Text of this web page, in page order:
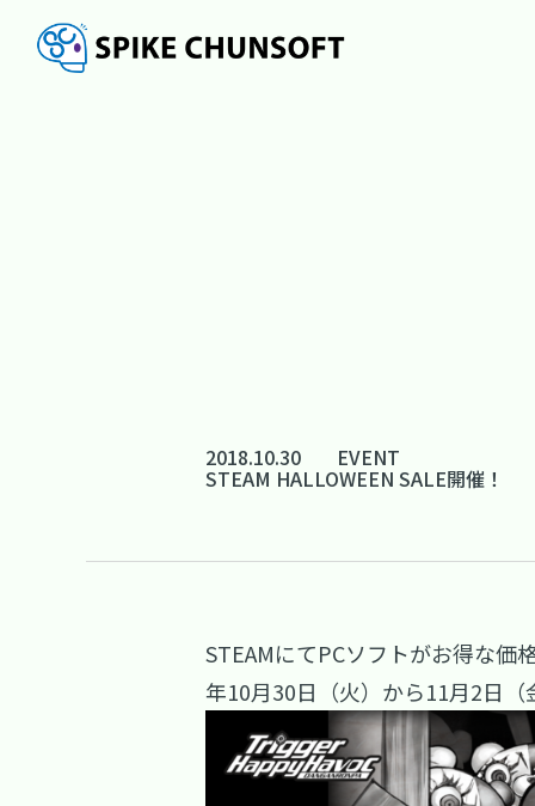
2018.10.30 EVENT
STEAM HALLOWEEN SALE開催！
STEAMにてPCソフトがお得な価
年10月30日（火）から11月2日（